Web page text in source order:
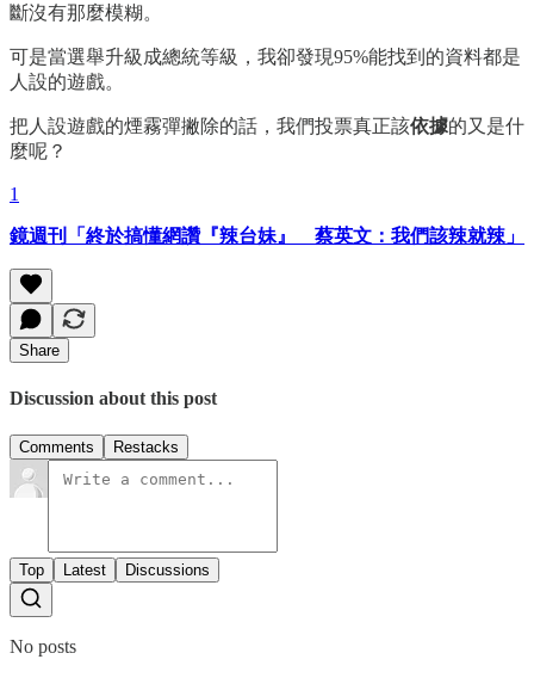
斷沒有那麼模糊。
可是當選舉升級成總統等級，我卻發現95%能找到的資料都是
人設的遊戲。
把人設遊戲的煙霧彈撇除的話，我們投票真正該依據的又是什
麼呢？
1
鏡週刊「終於搞懂網讚『辣台妹』 蔡英文：我們該辣就辣」
Share
Discussion about this post
Comments Restacks
Top Latest Discussions
No posts